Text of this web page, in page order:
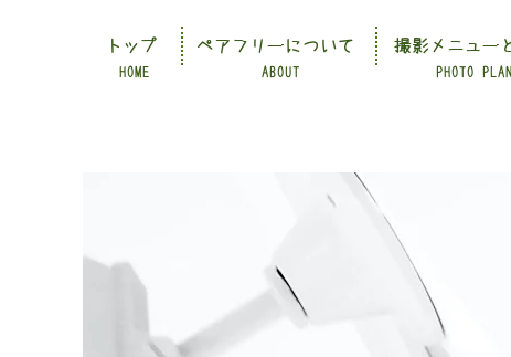
HOME ABOUT PHOTO PLAN
トップ ペアフリーについて 撮影メニュー